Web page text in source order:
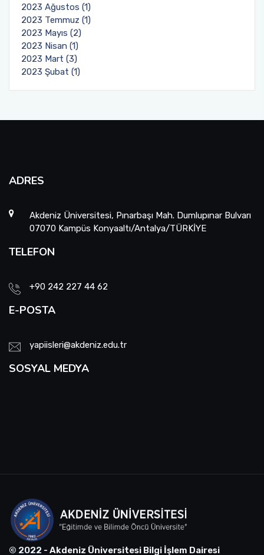
2023 Ağustos (1)
2023 Temmuz (1)
2023 Mayıs (2)
2023 Nisan (1)
2023 Mart (3)
2023 Şubat (1)
ADRES
Akdeniz Üniversitesi, Pınarbaşı Mah. Dumlupınar Bulvarı
07070 Kampüs Konyaaltı/Antalya/TÜRKİYE
TELEFON
+90 242 227 44 62
E-POSTA
yapiisleri@akdeniz.edu.tr
SOSYAL MEDYA
© 2022 - Akdeniz Üniversitesi Bilgi İşlem Dairesi